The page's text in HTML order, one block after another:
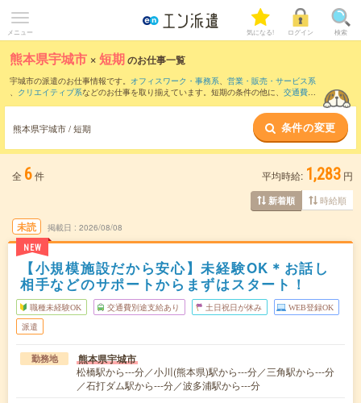
メニュー 気になる! ログイン 検索
熊本県宇城市 ×短期のお仕事一覧
宇城市の派遣のお仕事情報です。 オフィスワーク・事務系、 営業・販売・サービス系
、 クリエイティブ系などのお仕事を取り揃えています。短期の条件の他に、 交通費別
熊本県宇城市 / 短期 条件の変更
全 6件 平均時給: 1,283 円
新着順 時給順
未読
NEW
掲載日 2026/08/08
【小規模施設だから安心】未経験OK＊お話し
相手などのサポートからまずはスタート！
職種未経験OK 交通費別途支給あり 土日祝日が休み WEB登録OK
派遣
勤務地 熊本県宇城市
松橋駅から---分／小川(熊本県)駅から---分／三角駅から---分
／石打ダム駅から---分／波多浦駅から---分